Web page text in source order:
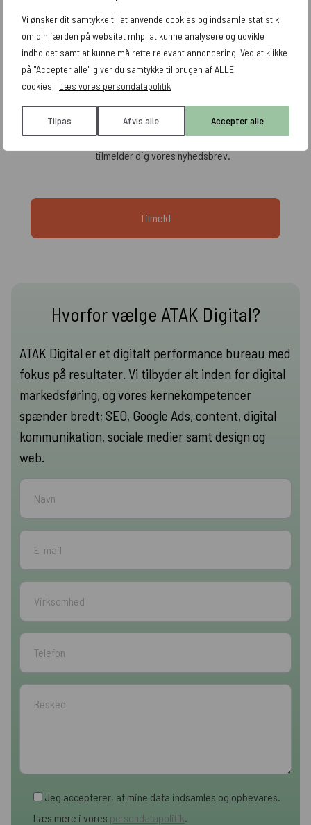
Vi ønsker dit samtykke til at anvende cookies og indsamle statistik
om din færden på websitet mhp. at kunne analysere og udvikle
indholdet samt at kunne målrette relevant annoncering. Ved at klikke
på "Accepter alle" giver du samtykke til brugen af ALLE
cookies. Læs vores persondatapolitik
Tilpas Afvis alle Accepter alle
opbevares. Læs mere i vorespersondatapolitik. Du
tilmelder dig vores nyhedsbrev.
Hvorfor vælge ATAK Digital?
ATAK Digital er et digitalt performance bureau med
fokus på resultater. Vi tilbyder alt inden for digital
markedsføring, og vores kernekompetencer
spænder bredt; SEO, Google Ads, content, digital
kommunikation, sociale medier samt design og
web.
Jeg accepterer, at mine data indsamles og opbevares.
Læs mere i vores persondatapolitik.